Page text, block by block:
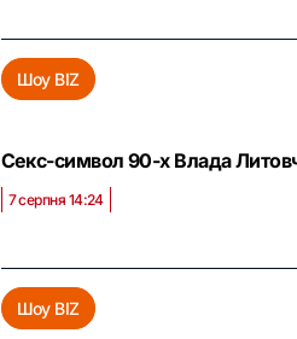
Шоу BIZ
Секс-символ 90-х Влада
7 серпня 14:24
Шоу BIZ